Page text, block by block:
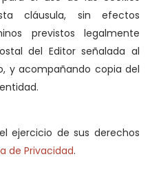
cláusula, sin efectos
previstos legalmente
del Editor señalada al
y acompañando copia del
ejercicio de sus derechos
de Privacidad.